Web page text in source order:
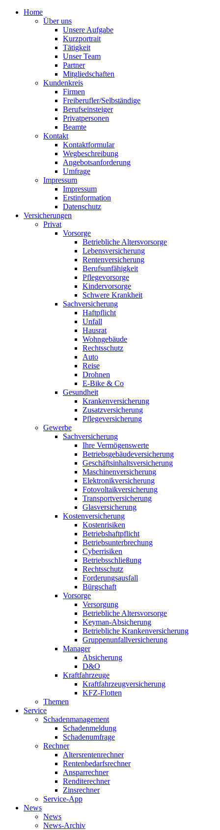
Home
Über uns
Unsere Aufgabe
Kurzportrait
Tätigkeit
Unser Team
Partner
Mitgliedschaften
Kundenkreis
Firmen
Freiberufler/Selbständige
Berufseinsteiger
Privatpersonen
Beamte
Kontakt
Kontaktformular
Wegbeschreibung
Angebotsanforderung
Umfrage
Impressum
Impressum
Erstinformation
Datenschutz
Versicherungen
Privat
Vorsorge
Betriebliche Altersvorsorge
Lebensversicherung
Rentenversicherung
Berufsunfähigkeit
Pflegevorsorge
Kindervorsorge
Schwere Krankheit
Sachversicherung
Haftpflicht
Unfall
Hausrat
Wohngebäude
Rechtsschutz
Auto
Reise
Drohnen
E-Bike & Co
Gesundheit
Krankenversicherung
Zusatzversicherung
Pflegeversicherung
Gewerbe
Sachversicherung
Ihre Vermögenswerte
Betriebsgebäudeversicherung
Geschäftsinhaltsversicherung
Maschinenversicherung
Elektronikversicherung
Fotovoltaikversicherung
Transportversicherung
Glasversicherung
Kostenversicherung
Kostenrisiken
Betriebshaftpflicht
Betriebsunterbrechung
Cyberrisiken
Betriebsschließung
Rechtsschutz
Forderungsausfall
Bürgschaft
Vorsorge
Versorgung
Betriebliche Altersvorsorge
Keyman-Absicherung
Betriebliche Krankenversicherung
Gruppenunfallversicherung
Manager
Absicherung
D&O
Kraftfahrzeuge
Kraftfahrzeugversicherung
KFZ-Flotten
Themen
Service
Schadenmanagement
Schadenmeldung
Schadenumfrage
Rechner
Altersrentenrechner
Rentenbedarfsrechner
Ansparrechner
Renditerechner
Zinsrechner
Service-App
News
News
News-Archiv